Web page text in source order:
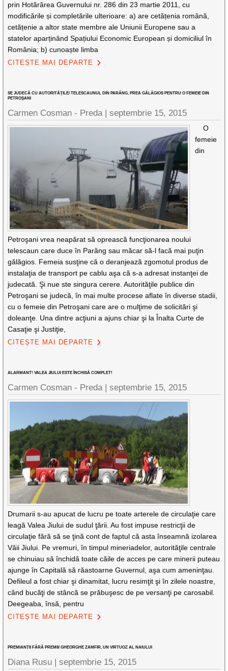
prin Hotărârea Guvernului nr. 286 din 23 martie 2011, cu
modificările și completările ulterioare: a) are cetățenia română,
cetățenie a altor state membre ale Uniunii Europene sau a
statelor aparținând Spațiului Economic European și domiciliul în
România; b) cunoaște limba
CITEȘTE MAI DEPARTE
SE JUDECĂ CU AUTORITĂŢILE/ TELESCAUNUL DIN PARÂNG, PREA GĂLĂGIOS PENTRU O FEMEIE DIN
PETROŞANI
Carmen Cosman - Preda |septembrie 15, 2015
O
femeie
din
Petroşani vrea neapărat să oprească funcţionarea noului
telescaun care duce în Parâng sau măcar să-l facă mai puţin
gălăgios. Femeia susţine că o deranjează zgomotul produs de
instalaţia de transport pe cablu aşa că s-a adresat instanţei de
judecată. Şi nue ste singura cerere. Autorităţile publice din
Petroşani se judecă, în mai multe procese aflate în diverse stadii,
cu o femeie din Petroşani care are o mulţime de solicitări şi
doleanţe. Una dintre acţiuni a ajuns chiar şi la Înalta Curte de
Casaţie şi Justiţie,
CITEȘTE MAI DEPARTE
ALARMANT! VALEA JIULUI ESTE ÎNCHISĂ COMPLET!
Carmen Cosman - Preda |septembrie 15, 2015
Drumarii s-au apucat de lucru pe toate arterele de circulaţie care
leagă Valea Jiului de sudul ţării. Au fost impuse restricţii de
circulaţie fără să se ţină cont de faptul că asta înseamnă izolarea
Văii Jiului. Pe vremuri, în timpul mineriadelor, autorităţile centrale
se chinuiau să închidă toate căile de acces pe care minerii puteau
ajunge în Capitală să răastoarne Guvernul, aşa cum ameninţau.
Defileul a fost chiar şi dinamitat, lucru resimţit şi în zilele noastre,
când bucăţi de stâncă se prăbuşesc de pe versanţi pe carosabil.
Deegeaba, însă, pentru
CITEȘTE MAI DEPARTE
PREMIANȚII FĂRĂ PREMII/ GHEORGHE ZAMFIR, UN VIRTUOZ AL NAIULUI
Diana Rusu |septembrie 15, 2015